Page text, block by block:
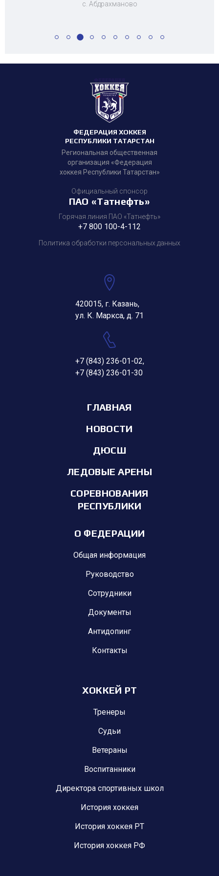
с. Абдрахманово
ФЕДЕРАЦИЯ ХОККЕЯ
РЕСПУБЛИКИ ТАТАРСТАН
Региональная общественная
организация «Федерация
хоккея Республики Татарстан»
Официальный спонсор
ПАО «Татнефть»
Горячая линия ПАО «Татнефть»
+7 800 100-4-112
Политика обработки персональных данных
420015, г. Казань,
ул. К. Маркса, д. 71
+7 (843) 236-01-02,
+7 (843) 236-01-30
ГЛАВНАЯ
НОВОСТИ
ДЮСШ
ЛЕДОВЫЕ АРЕНЫ
СОРЕВНОВАНИЯ
РЕСПУБЛИКИ
О ФЕДЕРАЦИИ
Общая информация
Руководство
Сотрудники
Документы
Антидопинг
Контакты
ХОККЕЙ РТ
Тренеры
Судьи
Ветераны
Воспитанники
Директора спортивных школ
История хоккея
История хоккея РТ
История хоккея РФ